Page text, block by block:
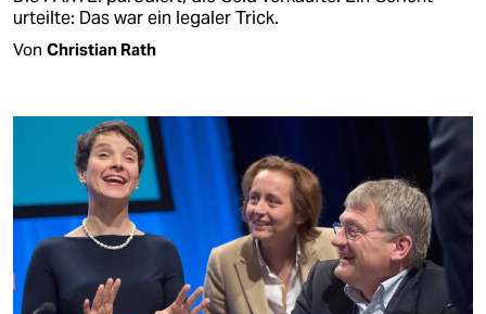
urteilte: Das war ein legaler Trick.
Von Christian Rath